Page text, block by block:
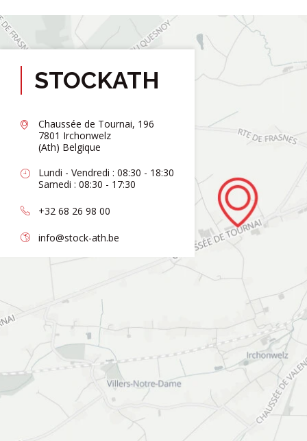
STOCKATH
Chaussée de Tournai, 196
7801 Irchonwelz
(Ath) Belgique
Lundi - Vendredi : 08:30 - 18:30
Samedi : 08:30 - 17:30
+32 68 26 98 00
info@stock-ath.be